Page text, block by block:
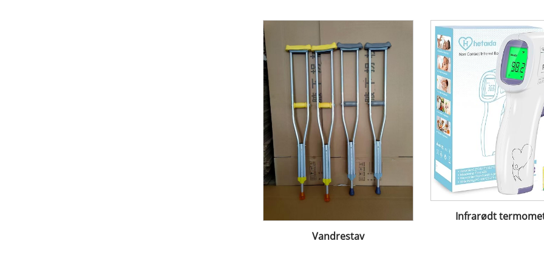
Vandrestav
Infrarødt